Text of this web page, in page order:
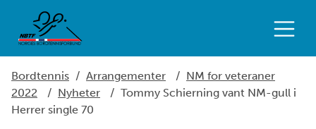
Bordtennis / Arrangementer / NM for veteraner
2022
/ Nyheter / Tommy Schierning vant NM-gull i
Herrer single 70